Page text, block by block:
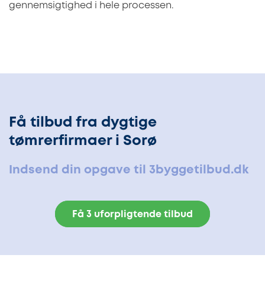
gennemsigtighed i hele processen.
Få tilbud fra dygtige
tømrerfirmaer i Sorø
Indsend din opgave til 3byggetilbud.dk
Få 3 uforpligtende tilbud